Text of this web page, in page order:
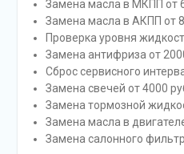
Замена масла в МКПП от
Замена масла в АКПП от
Проверка уровня
Замена антифриза от
Сброс сервисного
Замена свечей от 4000
Замена тормозной
Замена масла в
Замена салонного